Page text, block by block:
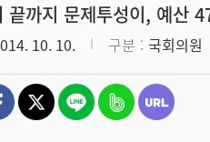
끝까지 문제투성이, 예산
10. 10. 구분 국회의원